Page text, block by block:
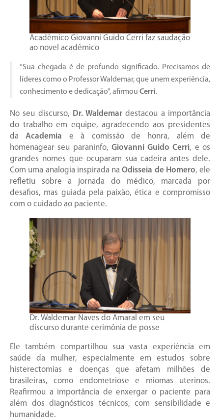
Acadêmico Giovanni Guido Cerri faz saudação
ao novel acadêmico
“Sua chegada é de profundo significado. Precisamos de
líderes como o Professor Waldemar, que unem experiência,
conhecimento e dedicação”, afirmou Cerri.
No seu discurso, Dr. Waldemardestacou a importância
do trabalho em equipe, agradecendo aos presidentes
daAcademia e à comissão de honra, além de
homenagear seu paraninfo, Giovanni Guido Cerri, e os
grandes nomes que ocuparam sua cadeira antes dele.
Com uma analogia inspirada naOdisseia de Homero, ele
refletiu sobre a jornada do médico, marcada por
desafios, mas guiada pela paixão, ética e compromisso
com o cuidado ao paciente.
Dr. Waldemar Naves do Amaral em seu
discurso durante cerimônia de posse
Ele também compartilhou sua vasta experiência em
saúde da mulher, especialmente em estudos sobre
histerectomias e doenças que afetam milhões de
brasileiras, como endometriose e miomas uterinos.
Reafirmou a importância de enxergar o paciente para
além dos diagnósticos técnicos, com sensibilidade e
humanidade.